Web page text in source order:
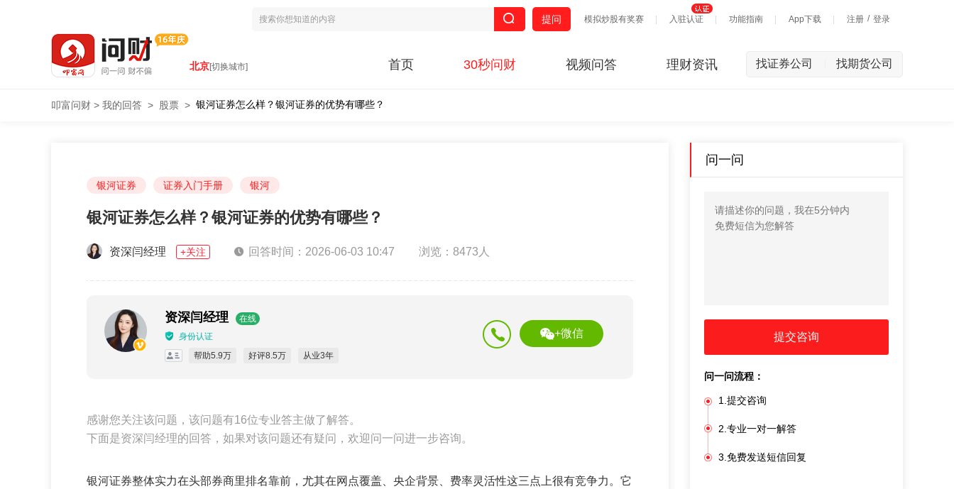
模拟炒股有奖赛 入驻认证 功能指南 App下载 注册 / 登录
提问
北京[切换城市] 首页 30秒问财 视频问答 理财资讯 找证券公司 找期货公司
叩富问财 > 我的回答 > 股票 > 银河证券怎么样？银河证券的优势有哪些？
银河证券 证券入门手册 银河
银河证券怎么样？银河证券的优势有哪些？
资深闫经理 +关注 回答时间：2026-06-03 10:47 浏览：8473人
资深闫经理
在线
身份认证
帮助5.9万
好评8.5万 从业3年
+微信
感谢您关注该问题，该问题有16位专业答主做了解答。
下面是资深闫经理的回答，如果对该问题还有疑问，欢迎问一问进一步咨询。
银河证券整体实力在头部券商里排名靠前，尤其在网点覆盖、央企背景、费率灵活性这三点上很有竞争力。它
问一问
提交咨询
问一问流程：
1.提交咨询
2.专业一对一解答
3.免费发送短信回复